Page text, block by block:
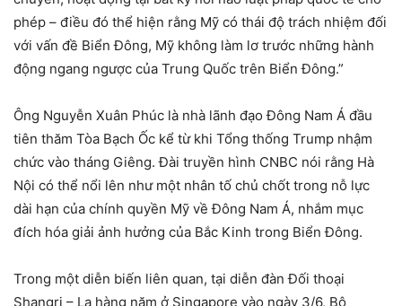
phép – điều đó thể hiện rằng Mỹ có thái độ trách nhiệm đối
với vấn đề Biển Đông, Mỹ không làm lơ trước những hành
động ngang ngược của Trung Quốc trên Biển Đông.”
Ông Nguyễn Xuân Phúc là nhà lãnh đạo Đông Nam Á đầu
tiên thăm Tòa Bạch Ốc kể từ khi Tổng thống Trump nhậm
chức vào tháng Giêng. Đài truyền hình CNBC nói rằng Hà
Nội có thể nổi lên như một nhân tố chủ chốt trong nỗ lực
dài hạn của chính quyền Mỹ về Đông Nam Á, nhắm mục
đích hóa giải ảnh hưởng của Bắc Kinh trong Biển Đông.
Trong một diễn biến liên quan, tại diễn đàn Đối thoại
Shangri – La hàng năm ở Singapore vào ngày 3/6, Bộ